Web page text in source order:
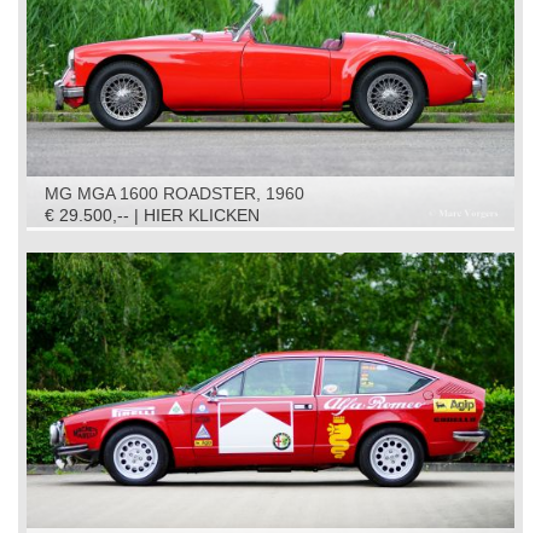
MG MGA 1600 ROADSTER, 1960
€ 29.500,-- | HIER KLICKEN